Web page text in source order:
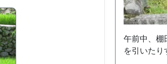
午前中、棚
を引いたり